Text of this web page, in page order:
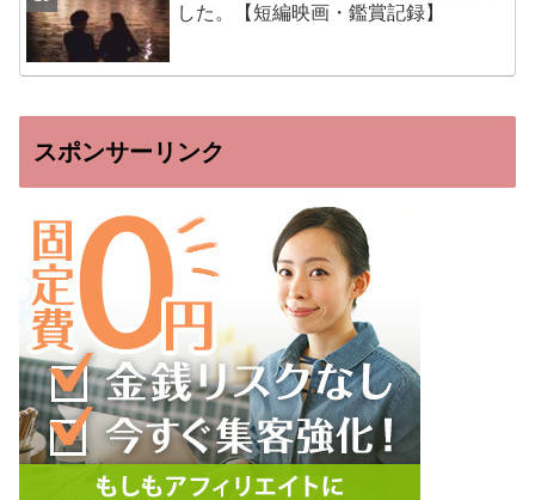
した。【短編映画・鑑賞記録】
スポンサーリンク